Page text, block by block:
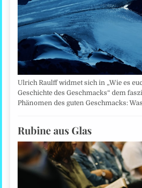
Ulrich Raulff widmet sich in „Wie es
Geschichte des Geschmacks“ dem
Phänomen des guten Geschmacks:
Rubine aus Glas